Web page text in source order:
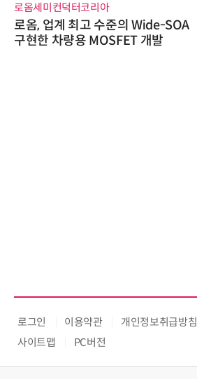
로옴세미컨덕터코리아
로옴, 업계 최고 수준의 Wide-SOA
구현한 차량용 MOSFET 개발
로그인 이용약관 개인정보취급방침
사이트맵
PC버전